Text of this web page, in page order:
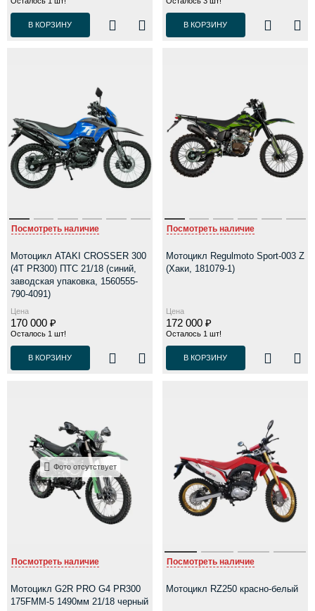
В КОРЗИНУ В КОРЗИНУ
Посмотреть наличие
Мотоцикл ATAKI CROSSER 300
(4T PR300) ПТС 21/18 (синий,
заводская упаковка, 1560555-
790-4091)
Цена
170 000 ₽
Осталось 1 шт!
В КОРЗИНУ
Посмотреть наличие
Мотоцикл Regulmoto Sport-003 Z
(Хаки, 181079-1)
Цена
172 000 ₽
Осталось 1 шт!
В КОРЗИНУ
Фото отсутствует
Посмотреть наличие
Мотоцикл G2R PRO G4 PR300
175FMM-5 1490мм 21/18 черный
Посмотреть наличие
Мотоцикл RZ250 красно-белый